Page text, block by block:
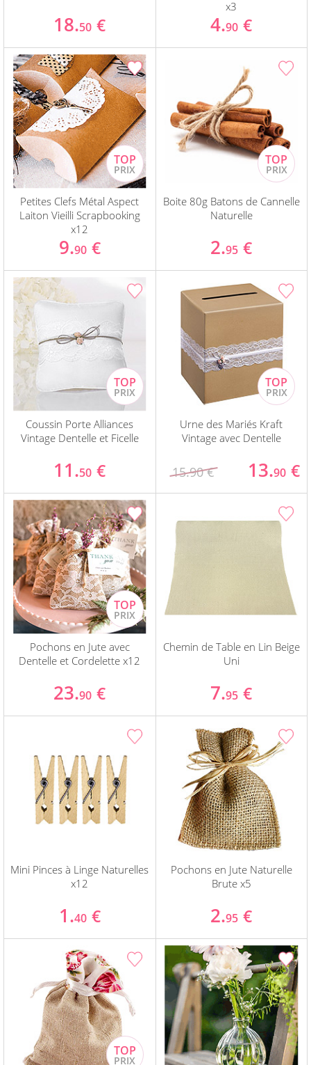
18.50 €
x3
4.90 €
Petites Clefs Métal Aspect
Laiton Vieilli Scrapbooking
x12
9.90 €
Boite 80g Batons de Cannelle
Naturelle
2.95 €
Coussin Porte Alliances
Vintage Dentelle et Ficelle
11.50 €
Urne des Mariés Kraft
Vintage avec Dentelle
15.90 € 13.90 €
Pochons en Jute avec
Dentelle et Cordelette x12
23.90 €
Chemin de Table en Lin Beige
Uni
7.95 €
Mini Pinces à Linge Naturelles
x12
1.40 €
Pochons en Jute Naturelle
Brute x5
2.95 €